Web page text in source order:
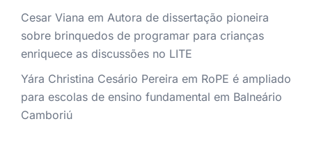
Cesar Viana em Autora de dissertação pioneira
sobre brinquedos de programar para crianças
enriquece as discussões no LITE
Yára Christina Cesário Pereira em RoPE é ampliado
para escolas de ensino fundamental em Balneário
Camboriú